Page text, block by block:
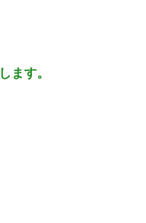
ます。